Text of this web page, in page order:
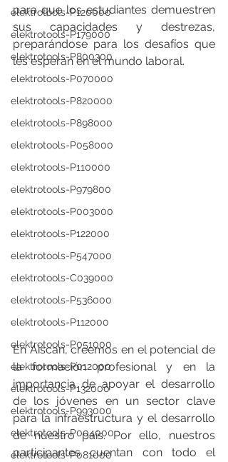
elektrotools-P120000
elektrotools-P179000
elektrotools-P800300
elektrotools-P070000
elektrotools-P820000
elektrotools-P898000
elektrotools-P058000
elektrotools-P110000
elektrotools-P979800
elektrotools-P003000
elektrotools-P122000
elektrotools-P547000
elektrotools-C039000
elektrotools-P536000
elektrotools-P112000
elektrotools-P051000
elektrotools-P012000
elektrotools-P132000
elektrotools-P993000
elektrotools-P004000
elektrotools-P081000
para que los estudiantes demuestren
sus capacidades y destrezas,
preparándose para los desafíos que
les esperan en el mundo laboral.
En Aiscan, creemos en el potencial de
la formación profesional y en la
importancia de apoyar el desarrollo
de los jóvenes en un sector clave
para la infraestructura y el desarrollo
de nuestro país. Por ello, nuestros
participantes cuentan con todo el